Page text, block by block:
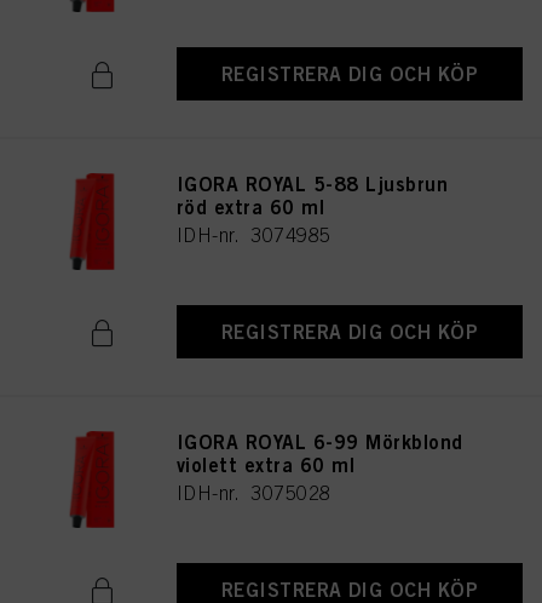
REGISTRERA DIG OCH KÖP
IGORA ROYAL 5-88 Ljusbrun
röd extra 60 ml
IDH-nr. 3074985
REGISTRERA DIG OCH KÖP
IGORA ROYAL 6-99 Mörkblond
violett extra 60 ml
IDH-nr. 3075028
REGISTRERA DIG OCH KÖP